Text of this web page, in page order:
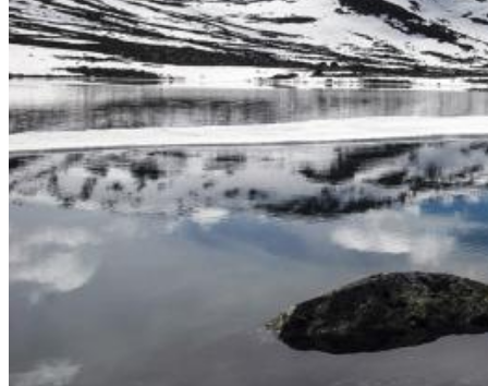
Електронна пошта*
Ваше ім'я
Так, будь ласка, повідомляйте мене про новини, події та
пропозиції
Підписуючись на розсилку, ви погоджуєтесь зПравилами
користування и Політикою конфіденційності
та даєте згоду на
використання файлів cookie і передачу своїх персональних